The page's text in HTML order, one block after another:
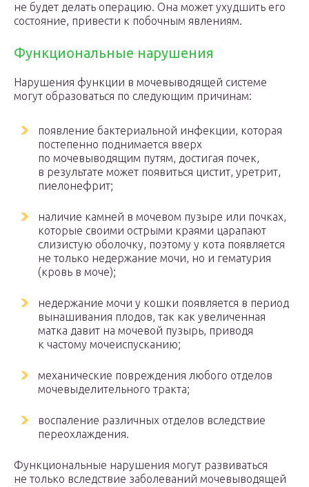
не будет делать операцию. Она может ухудшить его
состояние, привести к побочным явлениям.
Функциональные нарушения
Нарушения функции в мочевыводящей системе
могут образоваться по следующим причинам:
появление бактериальной инфекции, которая
постепенно поднимается вверх
по мочевыводящим путям, достигая почек,
в результате может появиться цистит, уретрит,
пиелонефрит;
наличие камней в мочевом пузыре или почках,
которые своими острыми краями царапают
слизистую оболочку, поэтому у кота появляется
не только недержание мочи, но и гематурия
(кровь в моче);
недержание мочи у кошки появляется в период
вынашивания плодов, так как увеличенная
матка давит на мочевой пузырь, приводя
к частому мочеиспусканию;
механические повреждения любого отделов
мочевыделительного тракта;
воспаление различных отделов вследствие
переохлаждения.
Функциональные нарушения могут развиваться
не только вследствие заболеваний мочевыводящей